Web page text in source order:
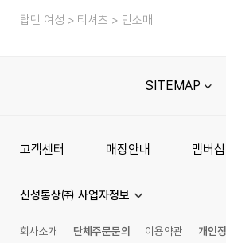
탑텐 여성 티셔츠 민소매
SITEMAP
고객센터 매장안내 멤버
신성통상㈜ 사업자정보
회사소개 단체주문문의 이용약관 개인